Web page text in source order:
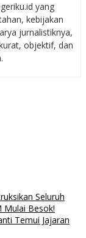
yang
kebijakan
jurnalistiknya,
objektif, dan
Seluruh
Mulai Besok!
Temui Jajaran